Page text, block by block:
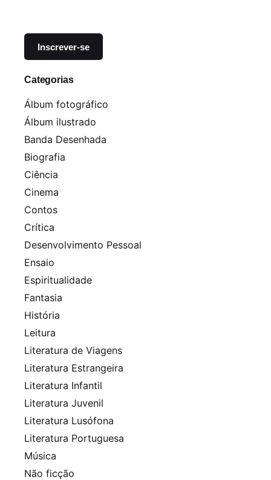
Categorias
Álbum fotográfico
Álbum ilustrado
Banda Desenhada
Biografia
Ciência
Cinema
Contos
Crítica
Desenvolvimento Pessoal
Ensaio
Espiritualidade
Fantasia
História
Leitura
Literatura de Viagens
Literatura Estrangeira
Literatura Infantil
Literatura Juvenil
Literatura Lusófona
Literatura Portuguesa
Música
Não ficção